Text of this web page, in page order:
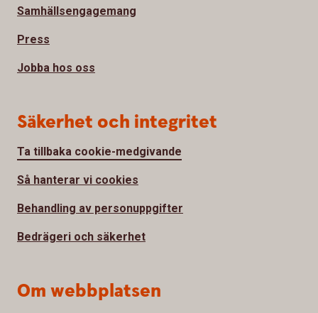
Samhällsengagemang
Press
Jobba hos oss
Säkerhet och integritet
Ta tillbaka cookie-medgivande
Så hanterar vi cookies
Behandling av personuppgifter
Bedrägeri och säkerhet
Om webbplatsen